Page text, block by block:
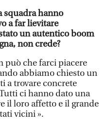
squadra hanno
a far lievitare
un autentico boom
non crede?
può che farci piacere
abbiamo chiesto un
a trovare concrete
ci hanno dato una
il loro affetto e il grande
vicini ».